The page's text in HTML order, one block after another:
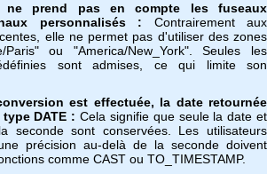
ne prend pas en compte les fuseaux
personnalisés : Contrairement aux
elle ne permet pas d'utiliser des zones
Paris" ou "America/New_York". Seules les
sont admises, ce qui limite son
est effectuée, la date retournée
DATE : Cela signifie que seule la date et
seconde sont conservées. Les utilisateurs
précision au-delà de la seconde doivent
comme CAST ou TO_TIMESTAMP.